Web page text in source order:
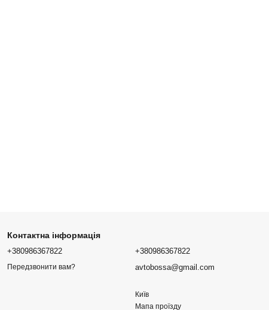
Контактна інформація
+380986367822
Передзвонити вам?
+380986367822
avtobossa@gmail.com
Київ
Мапа проїзду